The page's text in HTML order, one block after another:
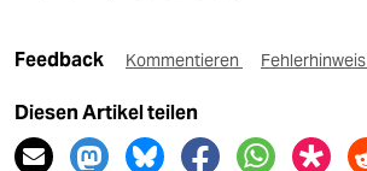
Feedback Kommentieren Fehlerhinweis
Diesen Artikel teilen